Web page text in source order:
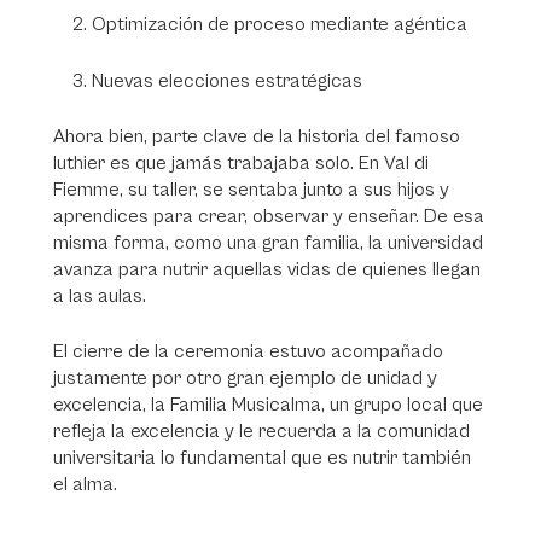
Optimización de proceso mediante agéntica
Nuevas elecciones estratégicas
Ahora bien, parte clave de la historia del famoso
luthier es que jamás trabajaba solo. En Val di
Fiemme, su taller, se sentaba junto a sus hijos y
aprendices para crear, observar y enseñar. De esa
misma forma, como una gran familia, la universidad
avanza para nutrir aquellas vidas de quienes llegan
a las aulas.
El cierre de la ceremonia estuvo acompañado
justamente por otro gran ejemplo de unidad y
excelencia, la Familia Musicalma, un grupo local que
refleja la excelencia y le recuerda a la comunidad
universitaria lo fundamental que es nutrir también
el alma.